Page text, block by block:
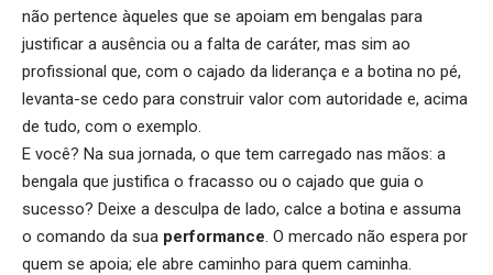
não pertence àqueles que se apoiam em bengalas para
justificar a ausência ou a falta de caráter, mas sim ao
profissional que, com o cajado da liderança e a botina no pé,
levanta-se cedo para construir valor com autoridade e, acima
de tudo, com o exemplo.
E você? Na sua jornada, o que tem carregado nas mãos: a
bengala que justifica o fracasso ou o cajado que guia o
sucesso? Deixe a desculpa de lado, calce a botina e assuma
o comando da sua performance. O mercado não espera por
quem se apoia; ele abre caminho para quem caminha.